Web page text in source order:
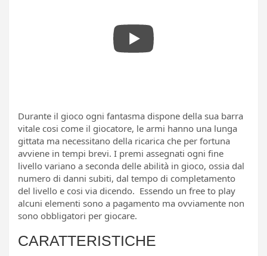
Durante il gioco ogni fantasma dispone della sua barra
vitale cosi come il giocatore, le armi hanno una lunga
gittata ma necessitano della ricarica che per fortuna
avviene in tempi brevi. I premi assegnati ogni fine
livello variano a seconda delle abilità in gioco, ossia dal
numero di danni subiti, dal tempo di completamento
del livello e cosi via dicendo. Essendo un free to play
alcuni elementi sono a pagamento ma ovviamente non
sono obbligatori per giocare.
CARATTERISTICHE